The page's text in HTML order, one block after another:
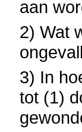
aan
2) Wat
3) In
tot (1)